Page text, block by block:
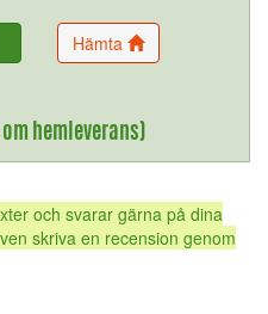
Hämta
hemleverans)
och svarar gärna på dina
skriva en recension genom